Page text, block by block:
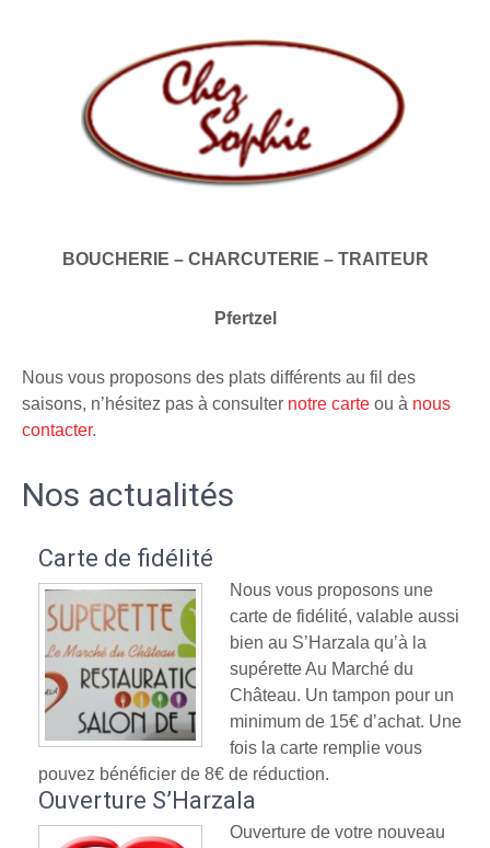
BOUCHERIE – CHARCUTERIE – TRAITEUR
Pfertzel
Nous vous proposons des plats différents au fil des
saisons, n’hésitez pas à consulter notre carte ou à nous
contacter.
Nos actualités
Carte de fidélité
Nous vous proposons une
carte de fidélité, valable aussi
bien au S’Harzala qu’à la
supérette Au Marché du
Château. Un tampon pour un
minimum de 15€ d’achat. Une
fois la carte remplie vous
pouvez bénéficier de 8€ de réduction.
Ouverture S’Harzala
Ouverture de votre nouveau